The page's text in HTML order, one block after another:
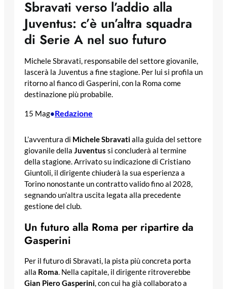
Sbravati verso l’addio alla
Juventus: c’è un’altra squadra
di Serie A nel suo futuro
Michele Sbravati, responsabile del settore giovanile,
lascerà la Juventus a fine stagione. Per lui si profila un
ritorno al fianco di Gasperini, con la Roma come
destinazione più probabile.
15 Mag•Redazione
L’avventura di Michele Sbravatialla guida del settore
giovanile della Juventus si concluderà al termine
della stagione. Arrivato su indicazione di Cristiano
Giuntoli, il dirigente chiuderà la sua esperienza a
Torino nonostante un contratto valido fino al 2028,
segnando un’altra uscita legata alla precedente
gestione del club.
Un futuro alla Roma per ripartire da
Gasperini
Per il futuro di Sbravati, la pista più concreta porta
alla Roma. Nella capitale, il dirigente ritroverebbe
Gian Piero Gasperini, con cui ha già collaborato a